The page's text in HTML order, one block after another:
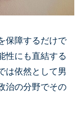
保障するだけで
性にも直結する
は依然として男
治の分野でその